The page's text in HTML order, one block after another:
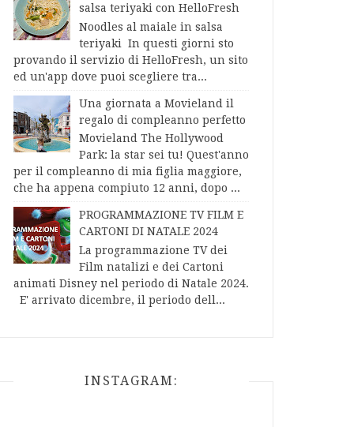
salsa teriyaki con HelloFresh
Noodles al maiale in salsa
teriyaki In questi giorni sto
provando il servizio di HelloFresh, un sito
ed un'app dove puoi scegliere tra...
Una giornata a Movieland il
regalo di compleanno perfetto
Movieland The Hollywood
Park: la star sei tu! Quest'anno
per il compleanno di mia figlia maggiore,
che ha appena compiuto 12 anni, dopo ...
PROGRAMMAZIONE TV FILM E
CARTONI DI NATALE 2024
La programmazione TV dei
Film natalizi e dei Cartoni
animati Disney nel periodo di Natale 2024.
E' arrivato dicembre, il periodo dell...
INSTAGRAM: